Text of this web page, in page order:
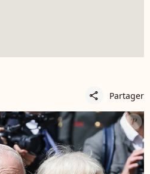
share Partager